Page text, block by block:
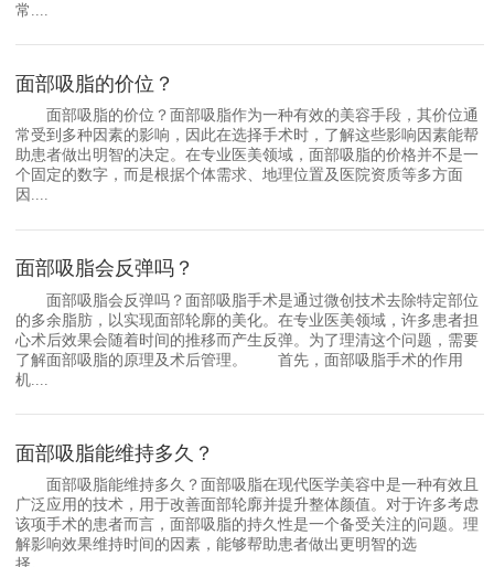
常....
面部吸脂的价位？
面部吸脂的价位？面部吸脂作为一种有效的美容手段，其价位通
常受到多种因素的影响，因此在选择手术时，了解这些影响因素能帮
助患者做出明智的决定。在专业医美领域，面部吸脂的价格并不是一
个固定的数字，而是根据个体需求、地理位置及医院资质等多方面
因....
面部吸脂会反弹吗？
面部吸脂会反弹吗？面部吸脂手术是通过微创技术去除特定部位
的多余脂肪，以实现面部轮廓的美化。在专业医美领域，许多患者担
心术后效果会随着时间的推移而产生反弹。为了理清这个问题，需要
了解面部吸脂的原理及术后管理。 首先，面部吸脂手术的作用
机....
面部吸脂能维持多久？
面部吸脂能维持多久？面部吸脂在现代医学美容中是一种有效且
广泛应用的技术，用于改善面部轮廓并提升整体颜值。对于许多考虑
该项手术的患者而言，面部吸脂的持久性是一个备受关注的问题。理
解影响效果维持时间的因素，能够帮助患者做出更明智的选